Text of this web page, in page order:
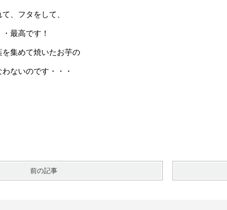
、フタをして、
最高です！
集めて焼いたお芋の
ないのです・・・
前の記事